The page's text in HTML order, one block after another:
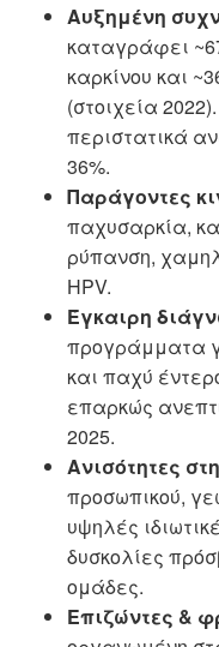
Αυξημένη
καταγράφει
καρκίνου και
(στοιχεία
περιστατικά
36%.
Παράγοντες
παχυσαρκία,
ρύπανση,
HPV.
Έγκαιρη
προγράμματα
και παχύ
επαρκώς
2025.
Ανισότητες
προσωπικού,
υψηλές
δυσκολίες
ομάδες.
Επιζώντες &